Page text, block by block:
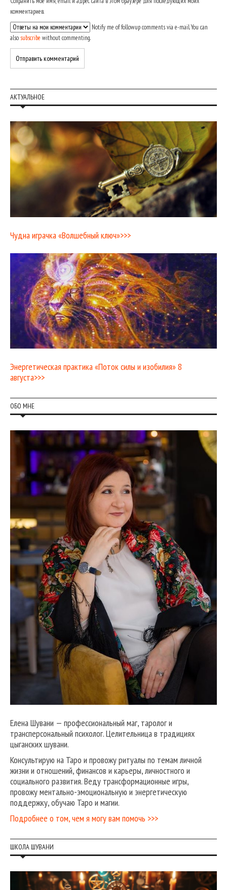
комментариев.
Notify me of followup comments via e-mail. You can
also subscribe without commenting.
АКТУАЛЬНОЕ
Чудна играчка «Волшебный ключ»>>>
Энергетическая практика «Поток силы и изобилия» 8
августа>>>
ОБО МНЕ
Елена Шувани — профессиональный маг, таролог и
трансперсональный психолог. Целительница в традициях
цыганских шувани.
Консультирую на Таро и провожу ритуалы по темам личной
жизни и отношений, финансов и карьеры, личностного и
социального развития. Веду трансформационные игры,
провожу ментально-эмоциональную и энергетическую
поддержку, обучаю Таро и магии.
Подробнее о том, чем я могу вам помочь >>>
ШКОЛА ШУВАНИ